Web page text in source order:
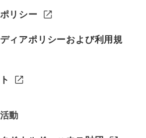
リシー
ィアポリシーおよび利用規
動